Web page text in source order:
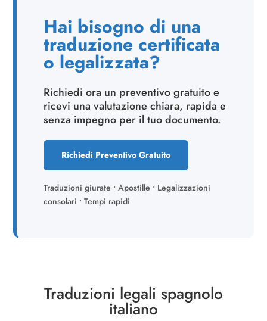
Hai bisogno di una
traduzione certificata
o legalizzata?
Richiedi ora un preventivo gratuito e
ricevi una valutazione chiara, rapida e
senza impegno per il tuo documento.
Richiedi Preventivo Gratuito
Traduzioni giurate • Apostille • Legalizzazioni
consolari • Tempi rapidi
Traduzioni legali spagnolo
italiano